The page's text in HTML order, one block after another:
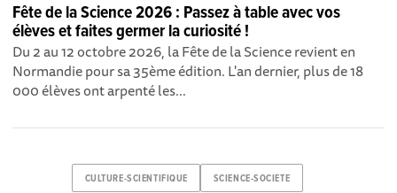
Fête de la Science 2026 : Passez à table avec vos
élèves et faites germer la curiosité !
Du 2 au 12 octobre 2026, la Fête de la Science revient en
Normandie pour sa 35ème édition. L'an dernier, plus de 18
000 élèves ont arpenté les...
CULTURE-SCIENTIFIQUE SCIENCE-SOCIETE